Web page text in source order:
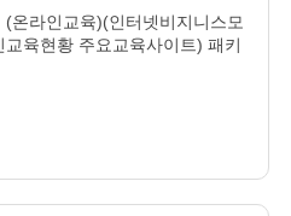
온라인교육)(인터넷비지니스모
육현황 주요교육사이트) 패키